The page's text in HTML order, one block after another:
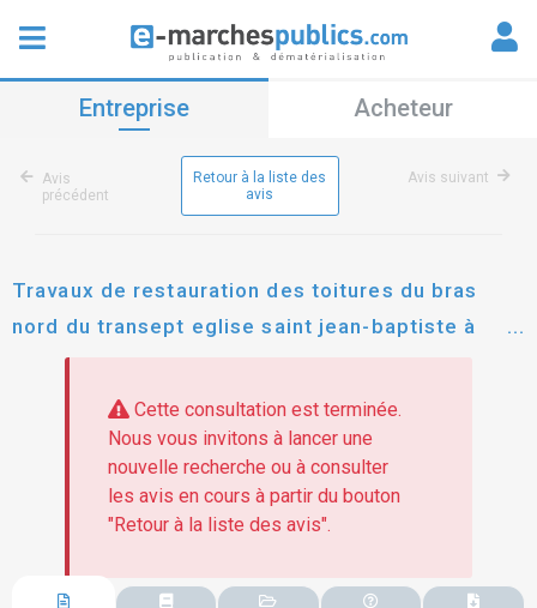
Entreprise Acheteur
Avis
précédent
Retour à la liste des
avis
Avis suivant
Travaux de restauration des toitures du bras
nord du transept eglise saint jean-baptiste à
bourbourg
Cette consultation est terminée.
Nous vous invitons à lancer une
nouvelle recherche ou à consulter
les avis en cours à partir du bouton
"Retour à la liste des avis".